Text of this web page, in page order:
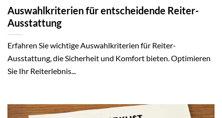
Auswahlkriterien für entscheidende Reiter-
Ausstattung
Erfahren Sie wichtige Auswahlkriterien für Reiter-
Ausstattung, die Sicherheit und Komfort bieten. Optimieren
Sie Ihr Reiterlebnis...